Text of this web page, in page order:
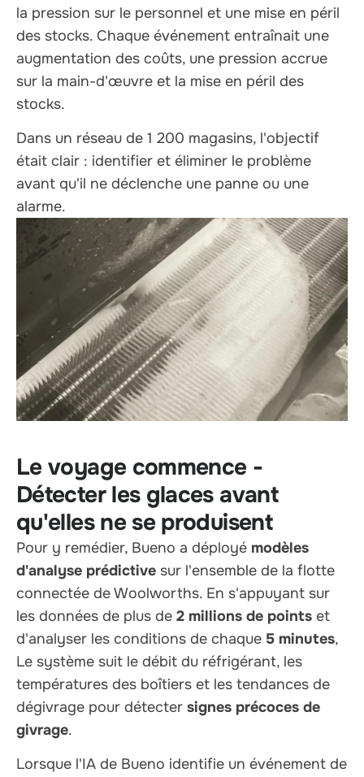
la pression sur le personnel et une mise en péril
des stocks. Chaque événement entraînait une
augmentation des coûts, une pression accrue
sur la main-d'œuvre et la mise en péril des
stocks.
Dans un réseau de 1 200 magasins, l'objectif
était clair : identifier et éliminer le problème
avant qu'il ne déclenche une panne ou une
alarme.
Le voyage commence -
Détecter les glaces avant
qu'elles ne se produisent
Pour y remédier, Bueno a déployé modèles
d'analyse prédictive sur l'ensemble de la flotte
connectée de Woolworths. En s'appuyant sur
les données de plus de 2 millions de points et
d'analyser les conditions de chaque 5 minutes,
Le système suit le débit du réfrigérant, les
températures des boîtiers et les tendances de
dégivrage pour détecter signes précoces de
givrage.
Lorsque l'IA de Bueno identifie un événement de